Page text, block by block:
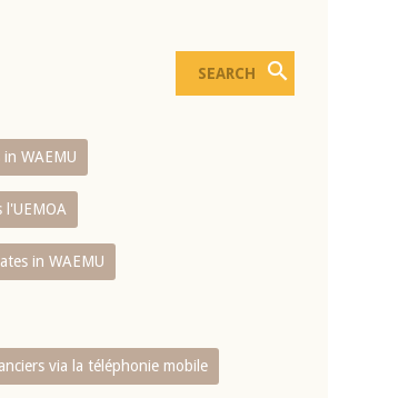
WAEMU
in WAEMU
via la téléphonie mobile